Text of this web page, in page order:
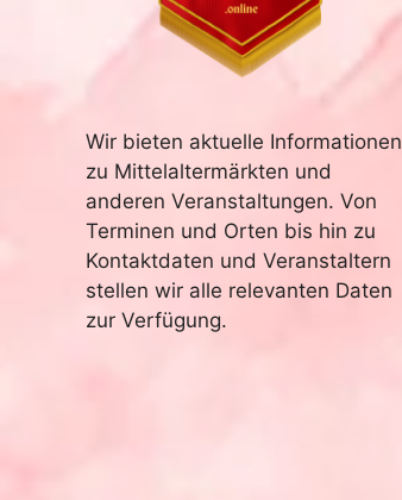
Wir bieten aktuelle Informationen
zu Mittelaltermärkten und
anderen Veranstaltungen. Von
Terminen und Orten bis hin zu
Kontaktdaten und Veranstaltern
stellen wir alle relevanten Daten
zur Verfügung.